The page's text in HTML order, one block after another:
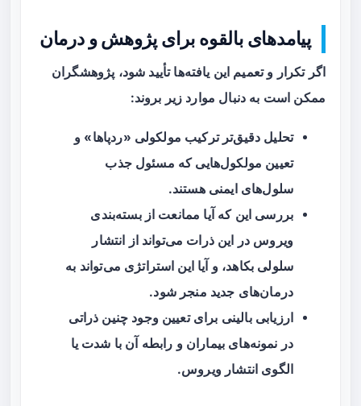
پیامدهای بالقوه برای پژوهش و درمان
اگر تکرار و تعمیم این یافته‌ها تأیید شود، پژوهشگران
ممکن است به دنبال موارد زیر بروند:
تحلیل دقیق‌تر ترکیب مولکولی «ردپاها» و
تعیین مولکول‌هایی که مسئول جذب
سلول‌های ایمنی هستند.
بررسی این که آیا ممانعت از بسته‌بندی
ویروس در این ذرات می‌تواند از انتشار
سلولی بکاهد، و آیا این استراتژی می‌تواند به
درمان‌های جدید منجر شود.
ارزیابی بالینی برای تعیین وجود چنین ذراتی
در نمونه‌های بیماران و رابطه آن با شدت یا
الگوی انتشار ویروس.